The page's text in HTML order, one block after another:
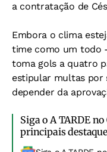
a contratação de
Embora o clima
time como um todo
toma gols a quatro
estipular multas por
depender da
Siga o A TARDE no
principais